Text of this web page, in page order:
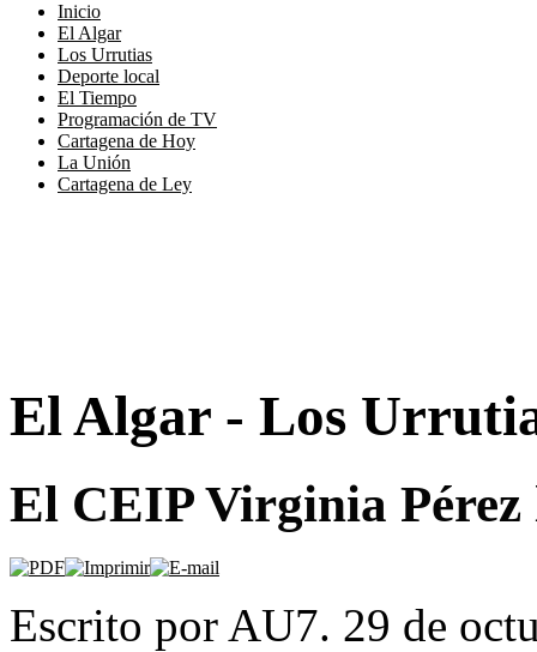
Inicio
El Algar
Los Urrutias
Deporte local
El Tiempo
Programación de TV
Cartagena de Hoy
La Unión
Cartagena de Ley
El Algar - Los
El CEIP Virginia
Escrito por AU7. 29 de